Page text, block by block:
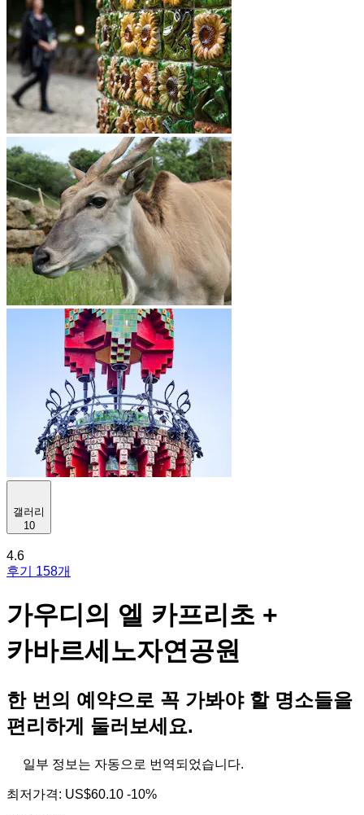
갤러리
10
4.6
후기 158개
가우디의 엘 카프리초 +
카바르세노자연공원
한 번의 예약으로 꼭 가봐야 할 명소들을
편리하게 둘러보세요.
일부 정보는 자동으로 번역되었습니다.
최저가격: US$60.10 -10%